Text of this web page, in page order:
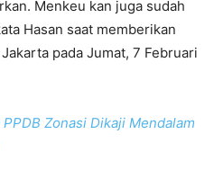
Menkeu kan juga sudah
Hasan saat memberikan
pada Jumat, 7 Februari
Zonasi Dikaji Mendalam